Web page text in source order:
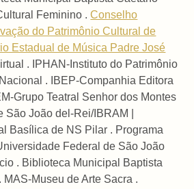
Feminino .Conselho
do Patrimônio Cultural de
Estadual de Música Padre José
. IPHAN-Instituto do Patrimônio
. IBEP-Companhia Editora
Grupo Teatral Senhor dos Montes
São João del-Rei/IBRAM |
Basílica de NS Pilar . Programa
Federal de São João
. Biblioteca Municipal Baptista
Museu de Arte Sacra .